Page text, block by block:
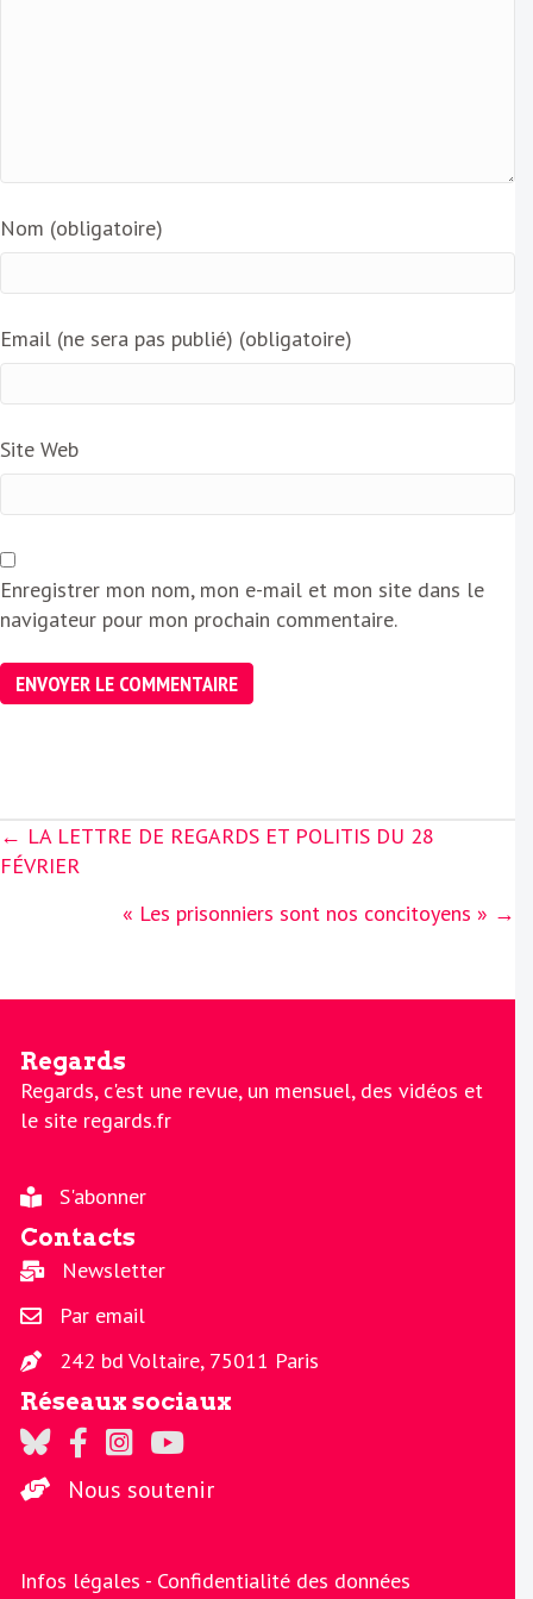
Nom (obligatoire)
Email (ne sera pas publié) (obligatoire)
Site Web
Enregistrer mon nom, mon e-mail et mon site dans le
navigateur pour mon prochain commentaire.
Posts
navigation
← LA LETTRE DE REGARDS ET POLITIS DU 28
FÉVRIER
« Les prisonniers sont nos concitoyens » →
Regards
Regards, c'est une revue, un mensuel, des vidéos et
le site regards.fr
S'abonner
Contacts
Newsletter
Par email
242 bd Voltaire, 75011 Paris
Réseaux sociaux
Regards sur Twitter
Regards sur Facebook
Regards sur Instagram
La chaine Regards sur Youtube
Nous soutenir
Infos légales - Confidentialité des données